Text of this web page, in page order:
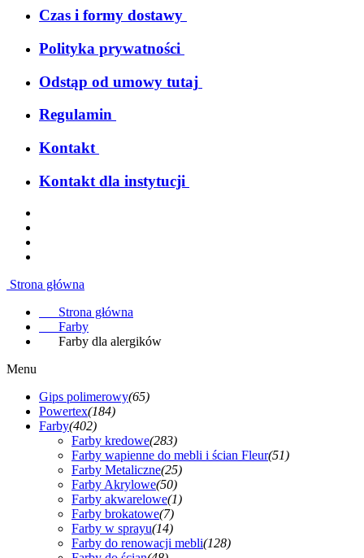
Czas i formy dostawy
Polityka prywatności
Odstąp od umowy tutaj
Regulamin
Kontakt
Kontakt dla instytucji
Strona główna
Strona główna
Farby
Farby dla alergików
Menu
Gips polimerowy(65)
Powertex(184)
Farby(402)
Farby kredowe(283)
Farby wapienne do mebli i ścian Fleur(51)
Farby Metaliczne(25)
Farby Akrylowe(50)
Farby akwarelowe(1)
Farby brokatowe(7)
Farby w sprayu(14)
Farby do renowacji mebli(128)